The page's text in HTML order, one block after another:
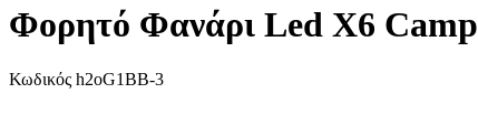
Φορητό Φανάρι Led X6 Camp
Κωδικός h2oG1BΒ-3